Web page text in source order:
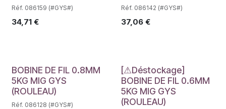
Réf. 086159 (#GYS#)
34,71 €
Réf. 086142 (#GYS#)
37,06€
BOBINE DE FIL 0.8MM
5KG MIG GYS
(ROULEAU)
Réf. 086128 (#GYS#)
Déstockage
[⚠Déstockage]
BOBINE DE FIL 0.6MM
5KG MIG GYS
(ROULEAU)